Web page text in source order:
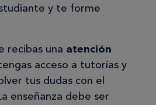
y te forme
recibas una atención
acceso a tutorías y
tus dudas con el
enseñanza debe ser